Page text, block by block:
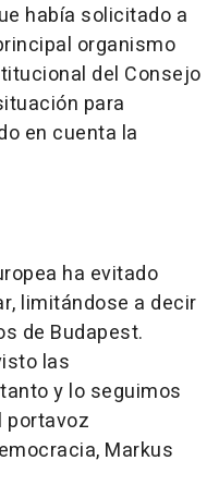
había solicitado a
organismo
del Consejo
para
en cuenta la
ha evitado
limitándose a decir
de Budapest.
las
y lo seguimos
portavoz
Markus